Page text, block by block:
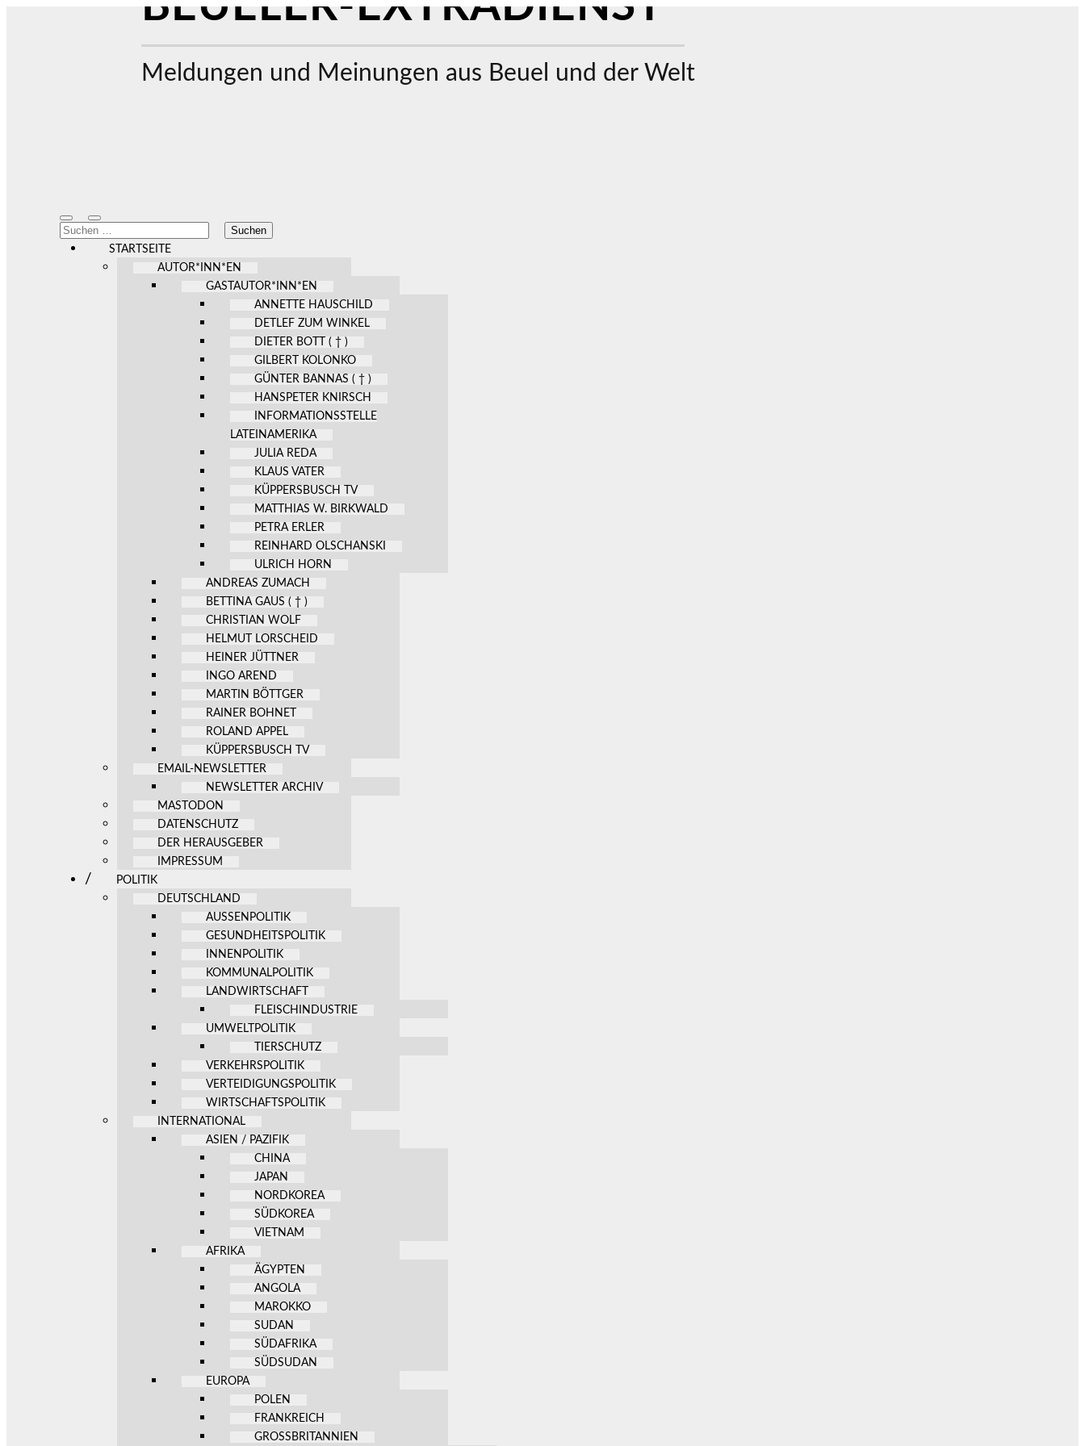
Meldungen und Meinungen aus Beuel und der Welt
Mobile-
Menü
ein-/ausblenden
Suchfeld
ein-/ausblenden
Suchen
nach:
STARTSEITE
AUTOR*INN*EN
GASTAUTOR*INN*EN
ANNETTE HAUSCHILD
DETLEF ZUM WINKEL
DIETER BOTT ( † )
GILBERT KOLONKO
GÜNTER BANNAS ( † )
HANSPETER KNIRSCH
INFORMATIONSSTELLE
LATEINAMERIKA
JULIA REDA
KLAUS VATER
KÜPPERSBUSCH TV
MATTHIAS W. BIRKWALD
PETRA ERLER
REINHARD OLSCHANSKI
ULRICH HORN
ANDREAS ZUMACH
BETTINA GAUS ( † )
CHRISTIAN WOLF
HELMUT LORSCHEID
HEINER JÜTTNER
INGO AREND
MARTIN BÖTTGER
RAINER BOHNET
ROLAND APPEL
KÜPPERSBUSCH TV
EMAIL-NEWSLETTER
NEWSLETTER ARCHIV
MASTODON
DATENSCHUTZ
DER HERAUSGEBER
IMPRESSUM
POLITIK
DEUTSCHLAND
AUSSENPOLITIK
GESUNDHEITSPOLITIK
INNENPOLITIK
KOMMUNALPOLITIK
LANDWIRTSCHAFT
FLEISCHINDUSTRIE
UMWELTPOLITIK
TIERSCHUTZ
VERKEHRSPOLITIK
VERTEIDIGUNGSPOLITIK
WIRTSCHAFTSPOLITIK
INTERNATIONAL
ASIEN / PAZIFIK
CHINA
JAPAN
NORDKOREA
SÜDKOREA
VIETNAM
AFRIKA
ÄGYPTEN
ANGOLA
MAROKKO
SUDAN
SÜDAFRIKA
SÜDSUDAN
EUROPA
POLEN
FRANKREICH
GROSSBRITANNIEN